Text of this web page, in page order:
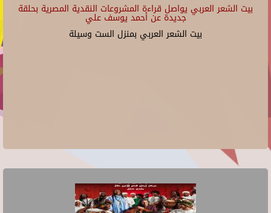
بيت الشعر العربي يواصل قراءة المشروعات النقدية المصرية بحلقة
جديدة عن أحمد يوسف علي
بيت الشعر العربي بمنزل الست وسيلة